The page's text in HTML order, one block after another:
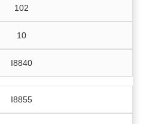
102
10
I8840
I8855